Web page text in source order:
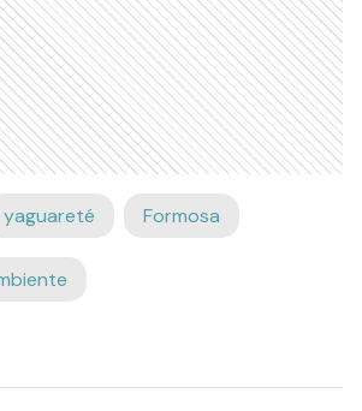
yaguareté Formosa